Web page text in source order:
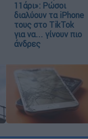
11άρι»: Ρώσοι
διαλύουν τα iPhone
τους στο TikTok
για να... γίνουν πιο
άνδρες